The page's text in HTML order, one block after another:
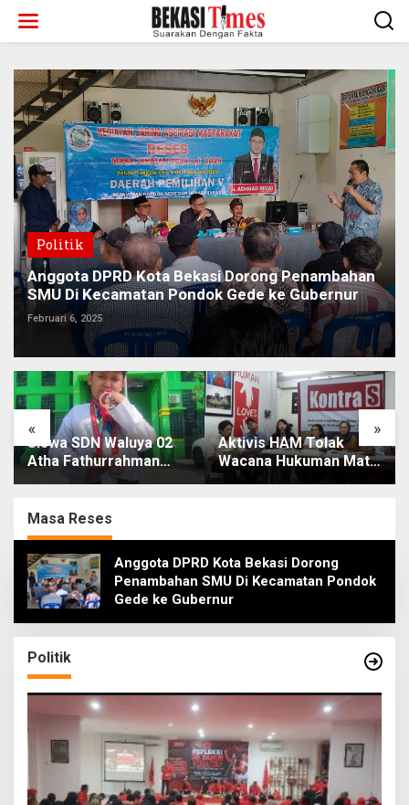
konten
Politik
Anggota DPRD Kota Bekasi Dorong Penambahan
SMU Di Kecamatan Pondok Gede ke Gubernur
Februari 6, 2025
« »
Siswa SDN Waluya 02
Atha Fathurrahman
Raih Medali Emas
Malaysia
Aktivis HAM Tolak
Wacana Hukuman Mati
Koruptor, Karena Tak
Masa Reses
Anggota DPRD Kota Bekasi Dorong
Penambahan SMU Di Kecamatan Pondok
Gede ke Gubernur
Politik